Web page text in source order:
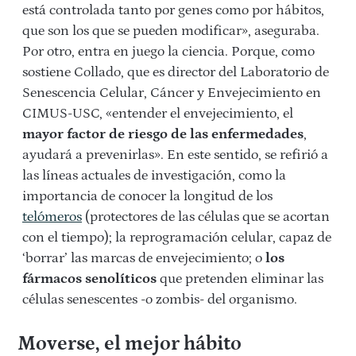
está controlada tanto por genes como por hábitos,
que son los que se pueden modificar», aseguraba.
Por otro, entra en juego la ciencia. Porque, como
sostiene Collado, que es director del Laboratorio de
Senescencia Celular, Cáncer y Envejecimiento en
CIMUS-USC, «entender el envejecimiento, el
mayor factor de riesgo de las enfermedades,
ayudará a prevenirlas». En este sentido, se refirió a
las líneas actuales de investigación, como la
importancia de conocer la longitud de los
telómeros (protectores de las células que se acortan
con el tiempo); la reprogramación celular, capaz de
‘borrar’ las marcas de envejecimiento; o los
fármacos senolíticos que pretenden eliminar las
células senescentes -o zombis- del organismo.
Moverse, el mejor hábito